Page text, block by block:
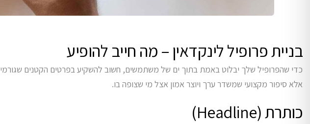
בניית פרופיל לינקדאין – מה חייב להופיע
כדי שהפרופיל שלך יבלוט באמת בתוך ים של משתמשים, חשוב להשקיע בפרטים הקטנים
אלא סיפור מקצועי שמשדר ערך ויוצר אמון אצל מי שצופה בו.
כותרת (Headline)